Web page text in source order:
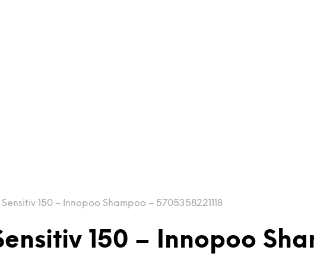
150 – Innopoo Shampoo – 5705358221118
150 – Innopoo